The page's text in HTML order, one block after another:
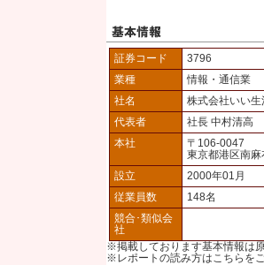
証券コード
3796
業種
情報・通信業
社名
株式会社いい
代表者
社長 中村清高
本社
〒106-0047
東京都港区南
設立
2000年01月
従業員数
148名
競合･類似会
社
※掲載しております基本情報は
※レポートの読み方はこちら を